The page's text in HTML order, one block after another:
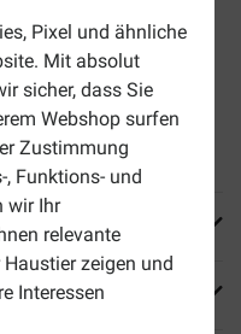
Pixel und ähnliche
Mit absolut
sicher, dass Sie
Webshop surfen
Zustimmung
Funktions- und
wir Ihr
relevante
zeigen und
Interessen